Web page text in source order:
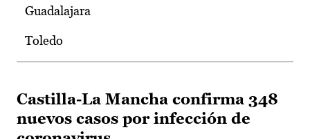
Guadalajara
Toledo
Castilla-La Mancha confirma 348
nuevos casos por infección de